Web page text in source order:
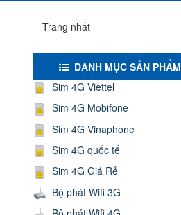
Trang nhất
DANH MỤC SẢN PHẨM
Sim 4G Viettel
Sim 4G Mobifone
Sim 4G Vinaphone
Sim 4G quốc tế
Sim 4G Giá Rẻ
Bộ phát Wifi 3G